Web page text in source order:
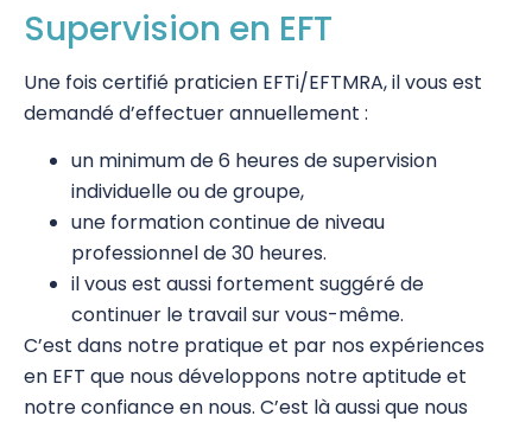
Portes Ouvertes
Découverte
Kinésiologie
Pratiques supervisées – Examens
EFT et Tapping
EFT
Intro à l'EFT
EFT 1
Supervision en EFT
Une fois certifié praticien EFTi/EFTMRA, il vous est
demandé d’effectuer annuellement :
un minimum de 6 heures de supervision
individuelle ou de groupe,
une formation continue de niveau
professionnel de 30 heures.
il vous est aussi fortement suggéré de
continuer le travail sur vous-même.
C’est dans notre pratique et par nos expériences
en EFT que nous développons notre aptitude et
notre confiance en nous. C’est là aussi que nous